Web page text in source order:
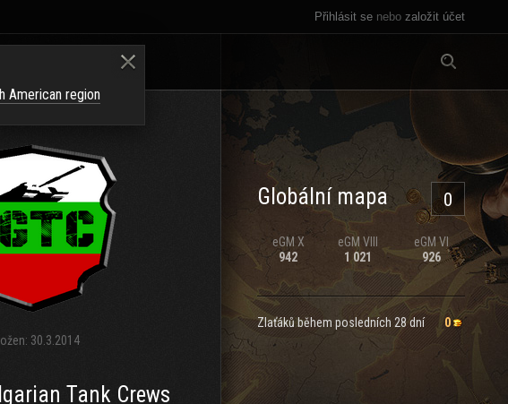
Přihlásit se nebo založit účet
NOVÉ ČLENY
30.3.2014
Tank Crews
0
Globální mapa
eGM X
942
eGM VIII
1 021
eGM VI
926
Zlaťáků během posledních 28 dní 0
American region